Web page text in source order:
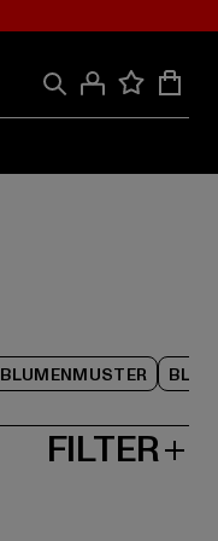
BLUMENMUSTER
FILTER